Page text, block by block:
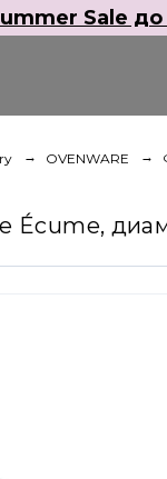
Sale до
OVENWARE
Écume,